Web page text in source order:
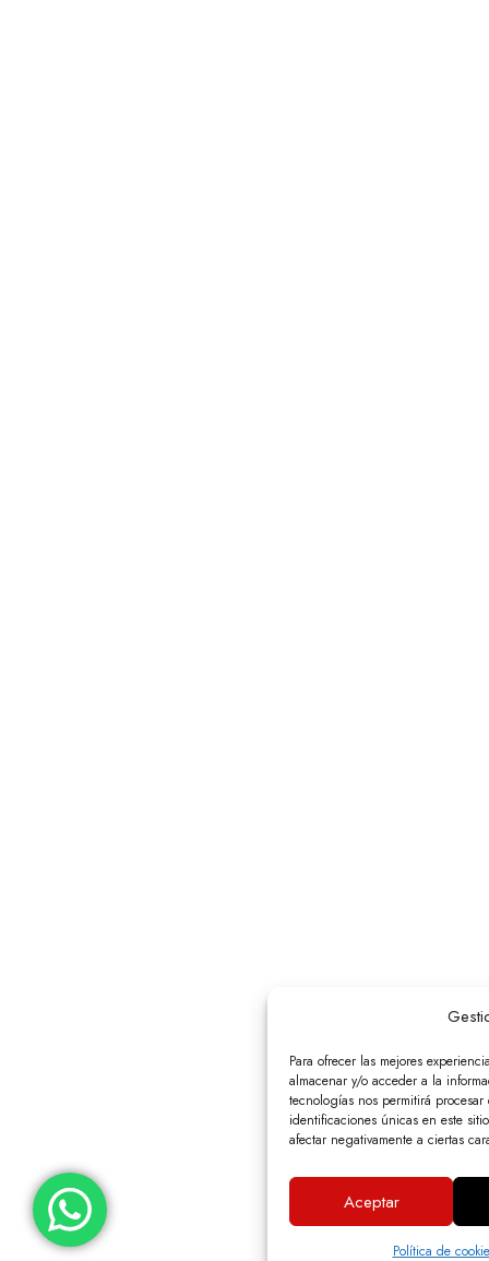
Para ofrecer las mejores
almacenar y/o acceder a la
tecnologías nos permitirá
identificaciones únicas en este
afectar negativamente a ciertas
Aceptar
Política de